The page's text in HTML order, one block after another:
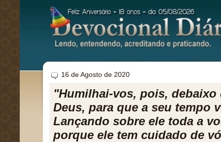
16 de Agosto de 2020
"Humilhai-vos, pois, debaixo
Deus, para que a seu tempo
Lançando sobre ele toda a
porque ele tem cuidado de